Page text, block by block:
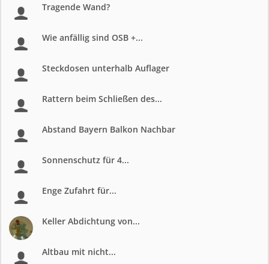
Tragende Wand?
Wie anfällig sind OSB +...
Steckdosen unterhalb Auflager
Rattern beim Schließen des...
Abstand Bayern Balkon Nachbar
Sonnenschutz für 4...
Enge Zufahrt für...
Keller Abdichtung von...
Altbau mit nicht...